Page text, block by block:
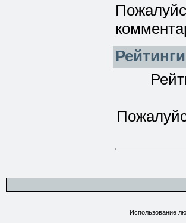
Рейтинги
Использование